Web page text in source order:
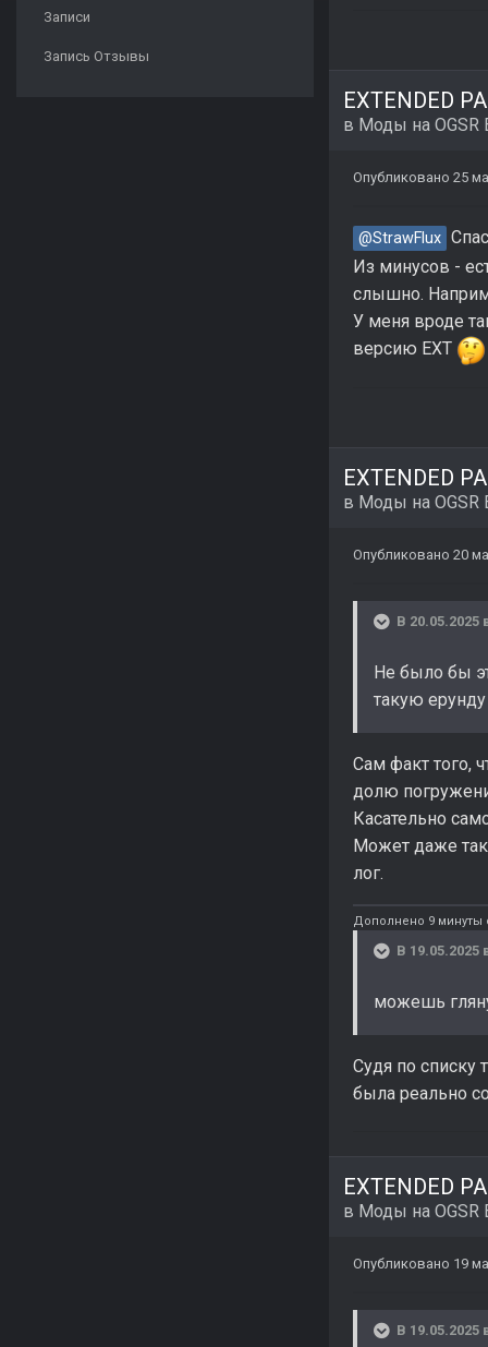
Записи
Запись Отзывы
EXTENDED
в Моды на OGSR
Опубликовано 25
@StrawFlux
Из минусов -
слышно.
У меня вроде
версию EXT
EXTENDED
в Моды на OGSR
Опубликовано 20
В 20.05.2025
Не было бы
такую
Сам факт того,
долю
Касательно
Может даже
лог.
Дополнено 9 минуты
В 19.05.2025
можешь
Судя по списку
была реально
EXTENDED
в Моды на OGSR
Опубликовано 19
В 19.05.2025